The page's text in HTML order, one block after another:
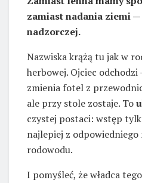
zamiast nadania ziemi
nadzorczej.
Nazwiska krążą tu jak w
herbowej. Ojciec
zmienia fotel z
ale przy stole zostaje. To
czystej postaci: wstęp
najlepiej z odpowiedniego
rodowodu.
I pomyśleć, że władca